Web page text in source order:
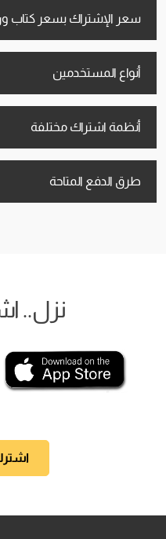
سعر الإشتراك بسعر كتاب
أنواع المستخدمين
أنظمة اشتراك مختلفة
طرق الدفع المتاحة
نزل..